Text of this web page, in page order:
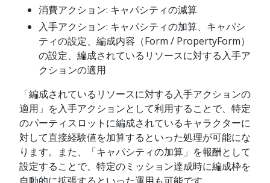
消費アクション: キャパシティの減算
入手アクション: キャパシティの加算、キャパシ
ティの設定、編成内容（Form / PropertyForm）
の設定、編成されているリソースに対する入手ア
クションの適用
「編成されているリソースに対する入手アクションの
適用」を入手アクションとして利用することで、特定
のパーティスロットに編成されているキャラクターに
対して直接経験値を加算するといった処理が可能にな
ります。また、「キャパシティの加算」を報酬として
設定することで、特定のミッション達成時に編成枠を